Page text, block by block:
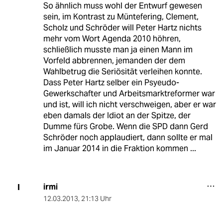
So ähnlich muss wohl der Entwurf gewesen
sein, im Kontrast zu Müntefering, Clement,
Scholz und Schröder will Peter Hartz nichts
mehr vom Wort Agenda 2010 höhren,
schließlich musste man ja einen Mann im
Vorfeld abbrennen, jemanden der dem
Wahlbetrug die Seriösität verleihen konnte.
Dass Peter Hartz selber ein Psyeudo-
Gewerkschafter und Arbeitsmarktreformer war
und ist, will ich nicht verschweigen, aber er war
eben damals der Idiot an der Spitze, der
Dumme fürs Grobe. Wenn die SPD dann Gerd
Schröder noch applaudiert, dann sollte er mal
im Januar 2014 in die Fraktion kommen ...
I irmi
12.03.2013, 21:13 Uhr